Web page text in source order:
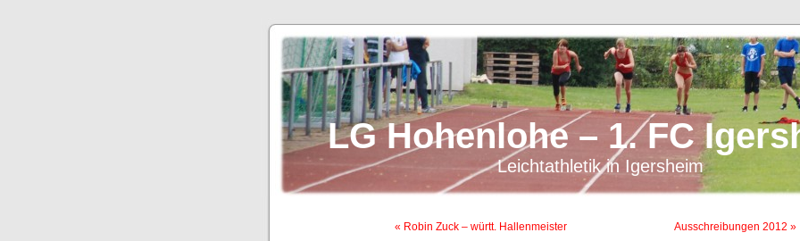
LG Hohenlohe – 1. FC
Leichtathletik in Igersheim
« Robin Zuck – württ. Hallenmeister Ausschreibungen 2012 »